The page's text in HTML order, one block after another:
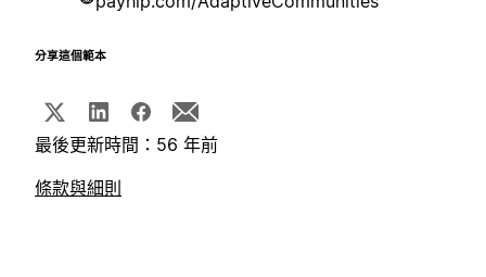
分享這個範本
最後更新時間：56 年前
條款與細則